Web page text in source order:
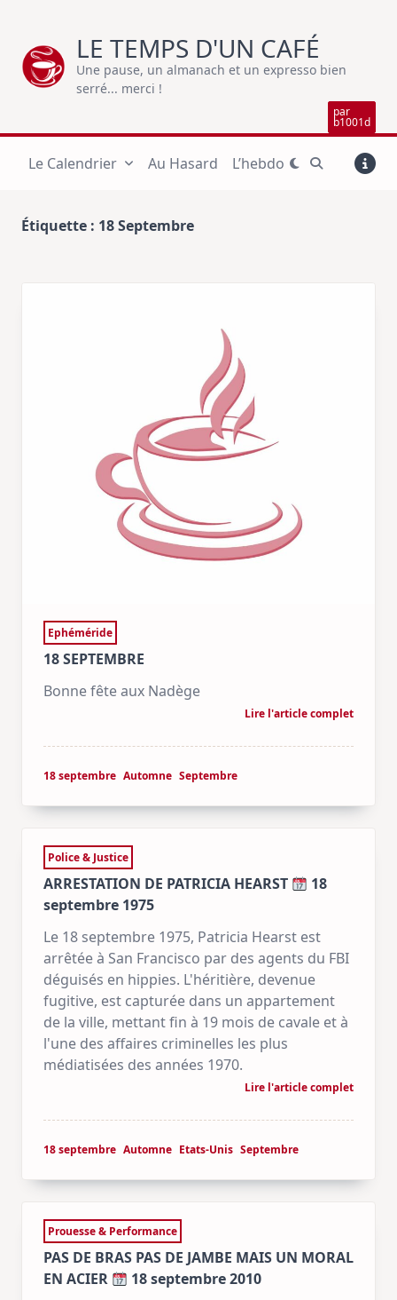
content
LE TEMPS D'UN CAFÉ
Une pause, un almanach et un expresso bien
serré... merci !
par
b1001d
Le Calendrier Au Hasard L’hebdo
Étiquette : 18 Septembre
Ephéméride
18 SEPTEMBRE
Bonne fête aux Nadège
Lire l'article complet
18 septembre Automne Septembre
Police & Justice
ARRESTATION DE PATRICIA HEARST
18
septembre 1975
Le 18 septembre 1975, Patricia Hearst est
arrêtée à San Francisco par des agents du FBI
déguisés en hippies. L'héritière, devenue
fugitive, est capturée dans un appartement
de la ville, mettant fin à 19 mois de cavale et à
l'une des affaires criminelles les plus
médiatisées des années 1970.
Lire l'article complet
18 septembre Automne Etats-Unis Septembre
Prouesse & Performance
PAS DE BRAS PAS DE JAMBE MAIS UN MORAL
EN ACIER
18 septembre 2010